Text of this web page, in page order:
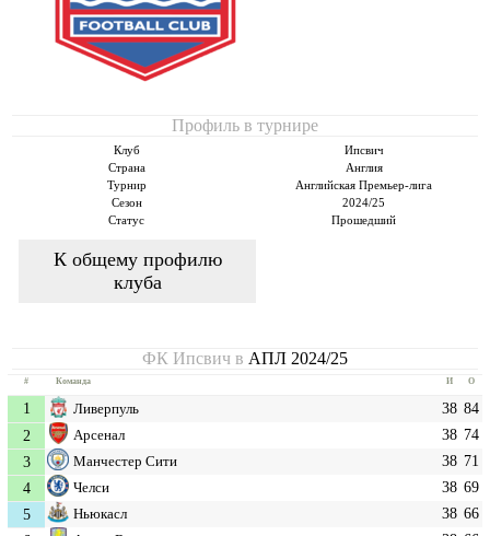
Профиль в турнире
Клуб
Ипсвич
Страна
Англия
Турнир
Английская Премьер-лига
Сезон
2024/25
Статус
Прошедший
К общему профилю
клуба
ФК Ипсвич в АПЛ 2024/25
# Команда И О
1 Ливерпуль 38 84
2
Арсенал 38 74
3
Манчестер Сити 38 71
4
Челси 38 69
5
Ньюкасл 38 66